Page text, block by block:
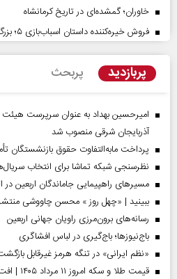
خاوران؛ گمشده‌ای در تاریخ کرمانشاه
فروش خیره‌کننده داستان اسباب‌بازی ۵؛ بزرگ‌ترین افتتاحیه سال برای پیکسار
پربازدید پربحث
امیرحسین بهداد به عنوان سرپرست
آذربایجان شرقی منصوب شد
پرداخت مابه‌التفاوت حقوق بازنشستگان
نظرسنجی شبکه تماشا برای انتخاب
مسیر‌های راهپیمایی جاماندگان اربعین در
ببینید | «چهل روز » محسن چاووشی
رسانه‌های برون‌مرزی راویان جهانی اربعین
باج‌نیوزها؛ باج‌گیری در لباس افشاگری
«نظم ایرانی» در تنگه هرمز غیرقابل
قیمت